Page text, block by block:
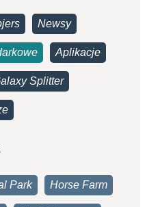
Newsy
Aplikacje
Splitter
Park Horse Farm